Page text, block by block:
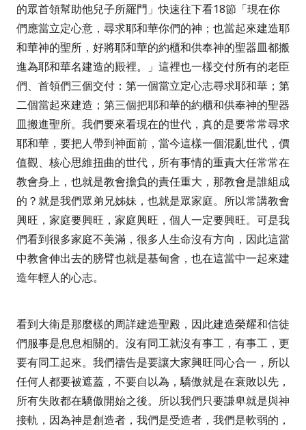
的眾首領幫助他兒子所羅門」快速往下看18節 「現在你
們應當立定心意，尋求耶和華你們的神；也當起來建造耶
和華神的聖所，好將耶和華的約櫃和供奉神的聖器皿都搬
進為耶和華名建造的殿裡。」 這裡也一樣交付所有的老臣
們、首領們三個交付：第一個當立定心志尋求耶和華；第
二個當起來建造；第三個把耶和華的約櫃和供奉神的聖器
皿搬進聖所。我們要來看現在的世代，真的是要常常尋求
耶和華，要把人帶到神面前，當今這樣一個混亂世代，價
值觀、核心思維扭曲的世代，所有事情的重責大任常常在
教會身上，也就是教會擔負的責任重大，那教會是誰組成
的？就是我們眾弟兄姊妹，也就是眾家庭。所以常講教會
興旺，家庭要興旺，家庭興旺，個人一定要興旺。可是我
們看到很多家庭不美滿，很多人生命沒有方向，因此這當
中教會伸出去的膀臂也就是基甸會，也在這當中一起來建
造年輕人的心志。
看到大衛是那麼樣的周詳建造聖殿，因此建造榮耀和信徒
們服事是息息相關的。沒有同工就沒有事工，有事工，更
要有同工起來。我們禱告是要讓大家興旺同心合一，所以
任何人都要被遮蓋，不要自以為，驕傲就是在衰敗以先，
所有失敗都在驕傲開始之後。所以我們只要謙卑就是與神
接軌，因為神是創造者，我們是受造者，我們是軟弱的，